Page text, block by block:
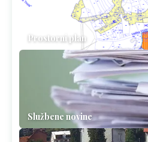
Prostorni plan
Službene novine